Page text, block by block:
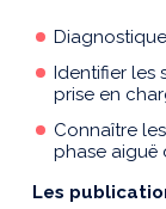
Identifier les
prise en
Connaître
phase aiguë
Les